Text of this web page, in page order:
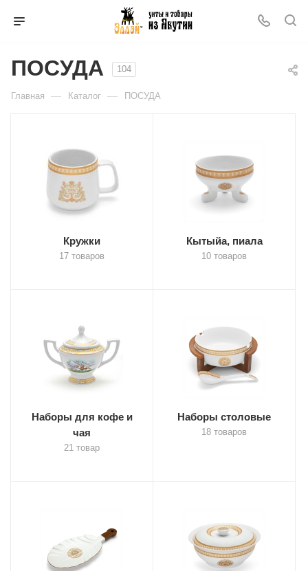
ПОСУДА 104
Главная — Каталог — ПОСУДА
Кружки
17 товаров
Кытыйа, пиала
10 товаров
Наборы для кофе и
чая
21 товар
Наборы столовые
18 товаров